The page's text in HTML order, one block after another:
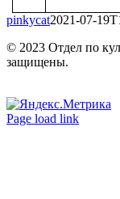
pinkycat2021-07-
© 2023 Отдел по
защищены.
Вконтакте
Одноклассники
Page load link